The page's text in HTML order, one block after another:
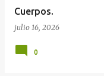
Cuerpos.
julio 16, 2026
0